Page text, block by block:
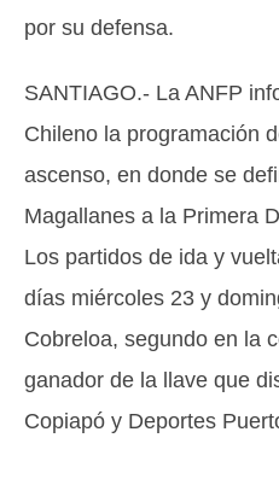
por su defensa.
SANTIAGO.- La ANFP
Chileno la programación
ascenso, en donde se
Magallanes a la Primera
Los partidos de ida y
días miércoles 23 y
Cobreloa, segundo en la
ganador de la llave que
Copiapó y Deportes